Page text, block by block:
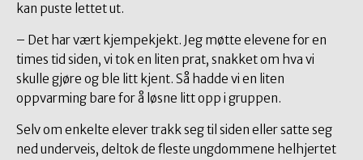
kan puste lettet ut.
– Det har vært kjempekjekt. Jeg møtte elevene for en
times tid siden, vi tok en liten prat, snakket om hva vi
skulle gjøre og ble litt kjent. Så hadde vi en liten
oppvarming bare for å løsne litt opp i gruppen.
Selv om enkelte elever trakk seg til siden eller satte seg
ned underveis, deltok de fleste ungdommene helhjertet